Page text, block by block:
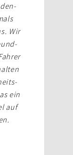
Wir
ein
auf